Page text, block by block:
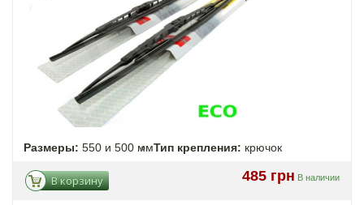
Размеры: 550 и 500 ммТип крепления: крючок
485 грн В наличии
В корзину